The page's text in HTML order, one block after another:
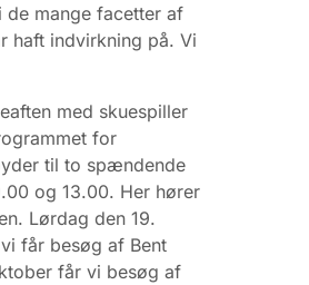
de mange facetter af
haft indvirkning på. Vi
med skuespiller
for
til to spændende
og 13.00. Her hører
Lørdag den 19.
får besøg af Bent
får vi besøg af